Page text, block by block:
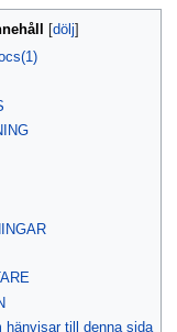
hänvisar till denna sida